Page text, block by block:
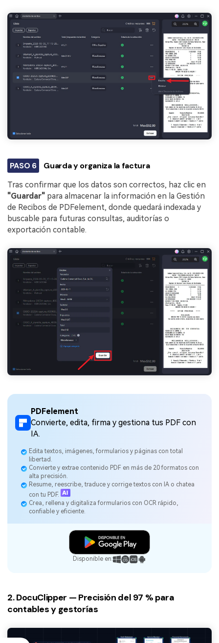
PASO 6 Guarda y organiza la factura
Tras confirmar que los datos son correctos, haz clic en
"Guardar" para almacenar la información en la Gestión
de Recibos de PDFelement, donde quedará indexada y
buscable para futuras consultas, auditorías o
exportación contable.
Edita textos, imágenes, formularios y páginas con total
libertad.
Convierte y extrae contenido PDF en más de 20 formatos con
alta precisión.
Resume, reescribe, traduce y corrige textos con IA o chatea
con tu PDF.
Crea, rellena y digitaliza formularios con OCR rápido,
confiable y eficiente.
PDFelement
Convierte, edita, firma y gestiona tus PDF con
IA.
Disponible en:
2. DocuClipper — Precisión del 97 % para
contables y gestorías